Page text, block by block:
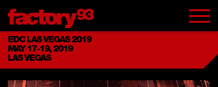
EDC LAS VEGAS 2019
MAY 17-19, 2019
LAS VEGAS